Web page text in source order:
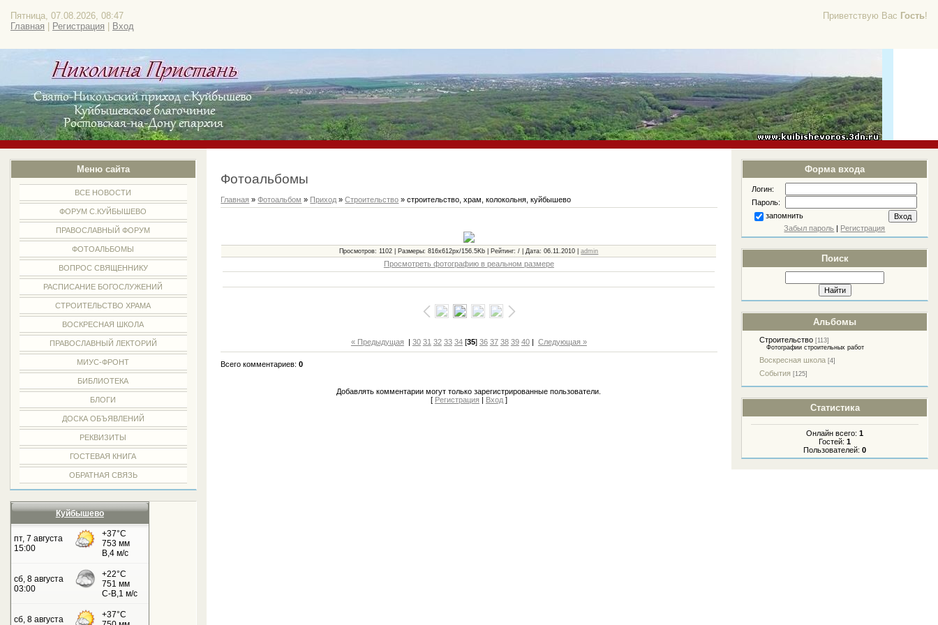
Приветствую Вас Гость!
Пятница, 07.08.2026, 08:47
Главная
Регистрация Вход
Меню сайта
ВСЕ НОВОСТИ
ФОРУМ С.КУЙБЫШЕВО
ПРАВОСЛАВНЫЙ ФОРУМ
ФОТОАЛЬБОМЫ
ВОПРОС СВЯЩЕННИКУ
РАСПИСАНИЕ БОГОСЛУЖЕНИЙ
СТРОИТЕЛЬСТВО ХРАМА
ВОСКРЕСНАЯ ШКОЛА
ПРАВОСЛАВНЫЙ ЛЕКТОРИЙ
МИУС-ФРОНТ
БИБЛИОТЕКА
БЛОГИ
ДОСКА ОБЪЯВЛЕНИЙ
РЕКВИЗИТЫ
ГОСТЕВАЯ КНИГА
ОБРАТНАЯ СВЯЗЬ
Куйбышево
Форма входа
Логин:
Пароль:
запомнить
Забыл пароль | Регистрация
Поиск
Альбомы
Строительство [113]
Фотографии строительных работ
Воскресная школа [4]
События [125]
Статистика
Онлайн всего:1
Гостей:1
Пользователей:0
Фотоальбомы
Главная »Фотоальбом » Приход »Строительство » строительство, храм, колокольня, куйбышево
Просмотров: 1102 | Размеры: 816x612px/156.5Kb | Рейтинг: / | Дата: 06.11.2010 |admin
Просмотреть фотографию в реальном размере
« Предыдущая | 30 31 32 33 34[35] 36 37 38 39 40| Следующая »
Всего комментариев:0
Добавлять комментарии могут только зарегистрированные пользователи.
[ Регистрация Вход]